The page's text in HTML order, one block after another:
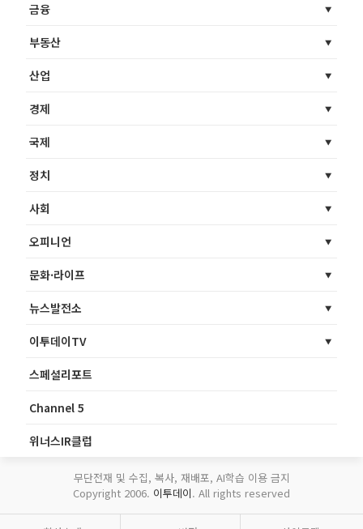
금융
부동산
산업
경제
국제
정치
사회
오피니언
문화·라이프
뉴스발전소
이투데이TV
스페셜리포트
Channel 5
위너스IR클럽
무단전재 및 수집, 복사, 재배포, AI학습 이용 금지
Copyright 2006. 이투데이. All rights reserved